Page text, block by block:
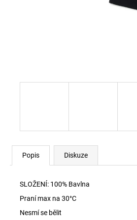
Popis Diskuze
SLOŽENÍ: 100% Bavlna
Praní max na 30°C
Nesmí se bělit
SKM-RAY-THREEPACK